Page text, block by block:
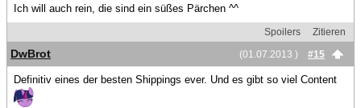
Ich will auch rein, die sind ein süßes Pärchen ^^
Spoilers
Zitieren
(01.07.2013 )
#15
DwBrot
Definitiv eines der besten Shippings ever. Und es gibt so viel Content